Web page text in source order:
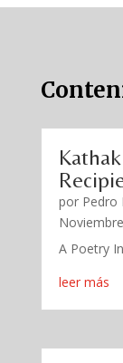
por Pedro
A Poetry
leer más